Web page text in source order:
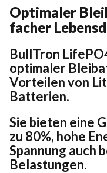
Optimaler
facher
BullTron
optimaler
Vorteilen von
Batterien.
Sie bieten eine
zu 80%, hohe
Spannung auch
Belastungen.